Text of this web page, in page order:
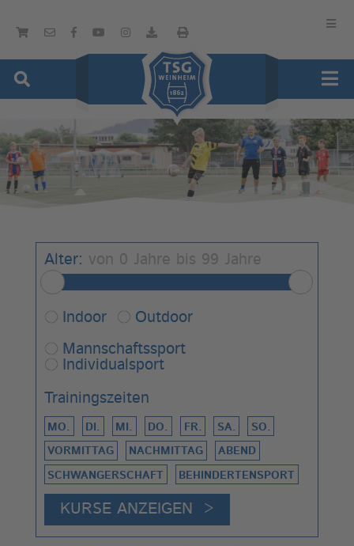
Alter: von 0 Jahre bis 99 Jahre
Indoor
Outdoor
Mannschaftssport
Individualsport
Trainingszeiten
MO. DI. MI. DO. FR. SA. SO.
VORMITTAG NACHMITTAG ABEND
SCHWANGERSCHAFT BEHINDERTENSPORT